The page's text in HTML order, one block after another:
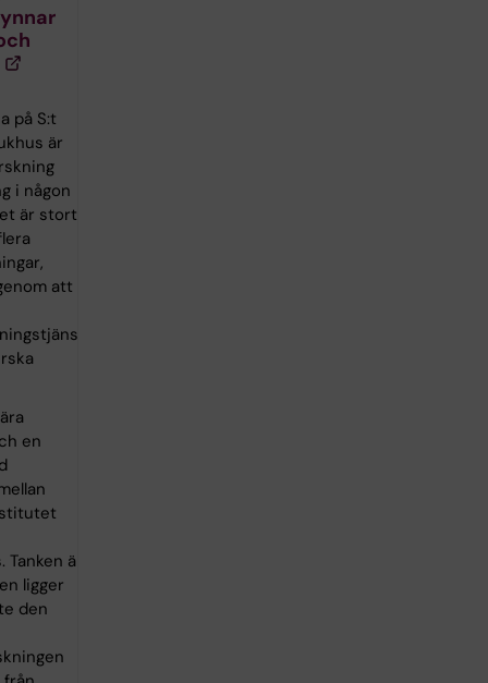
på S:t
är
i någon
är stort,
att
en
är
ligger
den